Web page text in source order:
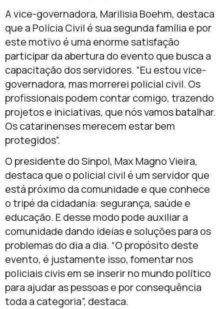
A vice-governadora, Marilisia Boehm, destaca
que a Polícia Civil é sua segunda família e por
este motivo é uma enorme satisfação
participar da abertura do evento que busca a
capacitação dos servidores. “Eu estou vice-
governadora, mas morrerei policial civil. Os
profissionais podem contar comigo, trazendo
projetos e iniciativas, que nós vamos batalhar.
Os catarinenses merecem estar bem
protegidos”.
O presidente do Sinpol, Max Magno Vieira,
destaca que o policial civil é um servidor que
está próximo da comunidade e que conhece
o tripé da cidadania: segurança, saúde e
educação. E desse modo pode auxiliar a
comunidade dando ideias e soluções para os
problemas do dia a dia. “O propósito deste
evento, é justamente isso, fomentar nos
policiais civis em se inserir no mundo político
para ajudar as pessoas e por consequência
toda a categoria”, destaca.